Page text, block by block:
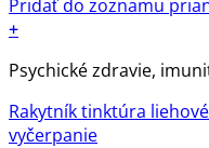
Pridať do zoznamu
+
Psychické zdravie,
Rakytník tinktúra
vyčerpanie